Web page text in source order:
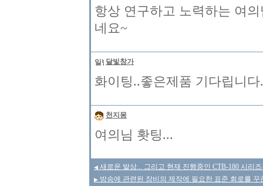
항상 연구하고 노력하는 여
네요~
달빛창가
화이팅..좋은제품 기다립니다.
천지몽
여의님 홧팅...
◀ 새로운 발상... 그리고 현재 진행중인 CTB-180 시리
▶ 방송에 관련된 장비의 제작에 필요한 표준 회로를 꾸